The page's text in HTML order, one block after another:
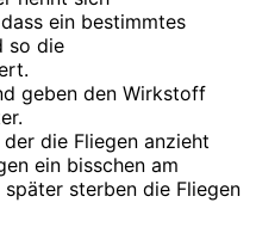
ein bestimmtes
so die
geben den Wirkstoff
die Fliegen anzieht
ein bisschen am
sterben die Fliegen